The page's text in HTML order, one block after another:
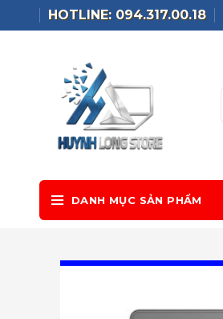
HOTLINE: 094.317.00.18
DANH MỤC SẢN PHẨM